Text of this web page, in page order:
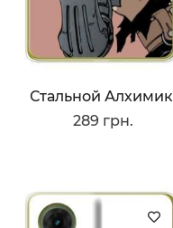
Стальной Алхимик
289 грн.